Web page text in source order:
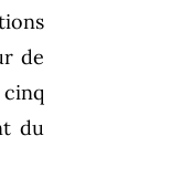
de
du